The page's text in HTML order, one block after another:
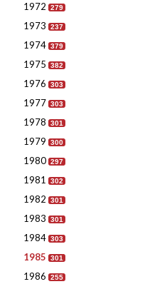
1972 279
1973 237
1974 379
1975 382
1976 303
1977 303
1978 301
1979 300
1980 297
1981 302
1982 301
1983 301
1984 303
1985 301
1986 255